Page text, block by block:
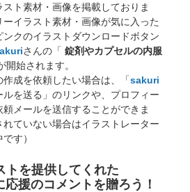
ト素材・画像を掲載しておりま
イラスト素材・画像が気に入った
ンクのイラストダウンロードボタン
さんの「 錠剤やカプセルの内服
開始されます。
成を依頼したい場合は、「sakuri
を送る」のリンクや、プロフィー
メールを送信することができま
ていない場合はイラストレーター
す）
トを提供してくれた
応援のコメントを贈ろう！